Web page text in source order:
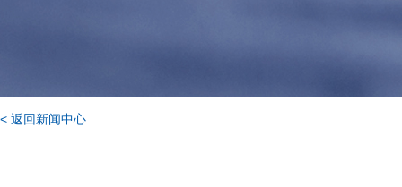
< 返回新闻中心